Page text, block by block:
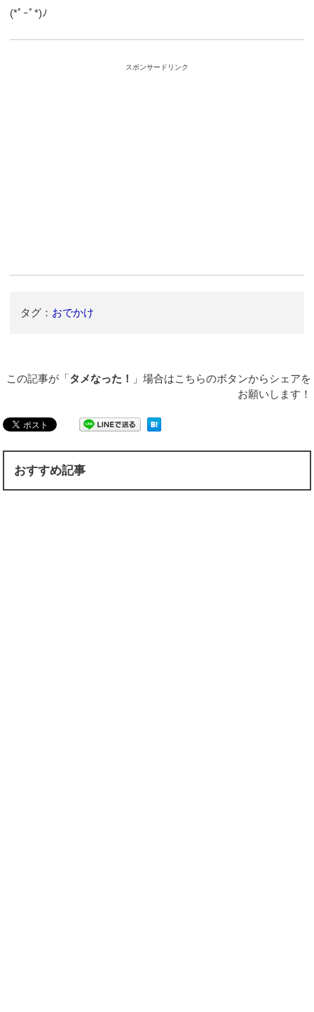
(*ﾟｰﾟ*)ﾉ
スポンサードリンク
タグ： おでかけ
この記事が「タメなった！
」場合はこちらのボタンからシェアを
お願いします！
おすすめ記事